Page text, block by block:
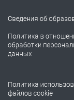
Сведения об
Политика в
обработки
данных
Политика
файлов cookie